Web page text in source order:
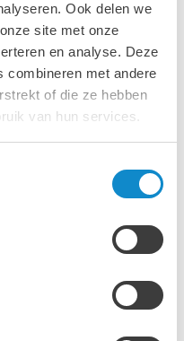
Ook delen we
site met onze
en analyse. Deze
combineren met andere
of die ze hebben
van hun services.
implemented a
at its
waste processing
betrouwbare